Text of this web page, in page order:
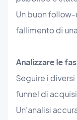
Un buon
fallimento di
Analizzare le
Seguire i
funnel di
Un'analisi